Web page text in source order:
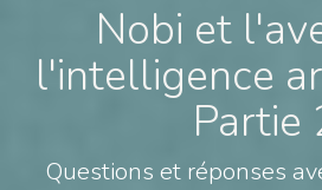
Nobi et
l'intelligence
Partie
Questions et réponses